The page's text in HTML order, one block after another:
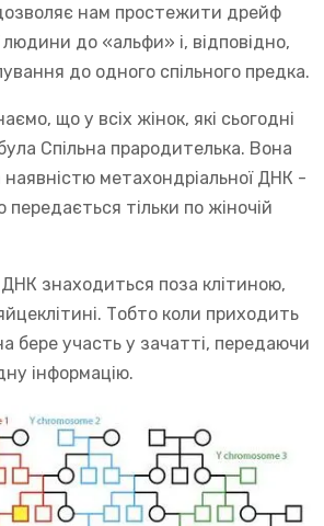
дозволяє нам простежити дрейф
людини до «альфи» і, відповідно,
до одного спільного предка.
що у всіх жінок, які сьогодні
Спільна прародителька. Вона
метахондріальної ДНК -
передається тільки по жіночій
знаходиться поза клітиною,
Тобто коли приходить
бере участь у зачатті, передаючи
інформацію.